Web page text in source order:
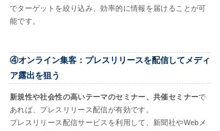
でターゲットを絞り込み、効率的に情報を届けることが可
能です。
④オンライン集客：プレスリリースを配信してメディ
ア露出を狙う
新規性や社会性の高いテーマのセミナー、共催セミナーで
あれば、プレスリリース配信が有効です。
プレスリリース配信サービスを利用して、新聞社やWebメ